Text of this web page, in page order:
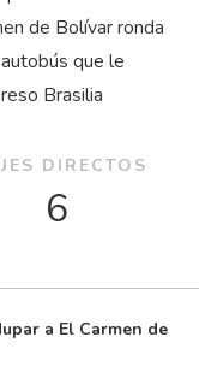
de Bolívar ronda
que le
Brasilia
DIRECTOS
6
a El Carmen de